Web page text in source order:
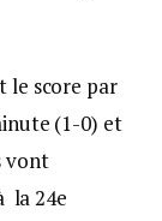
le score par
(1-0) et
vont
la 24e